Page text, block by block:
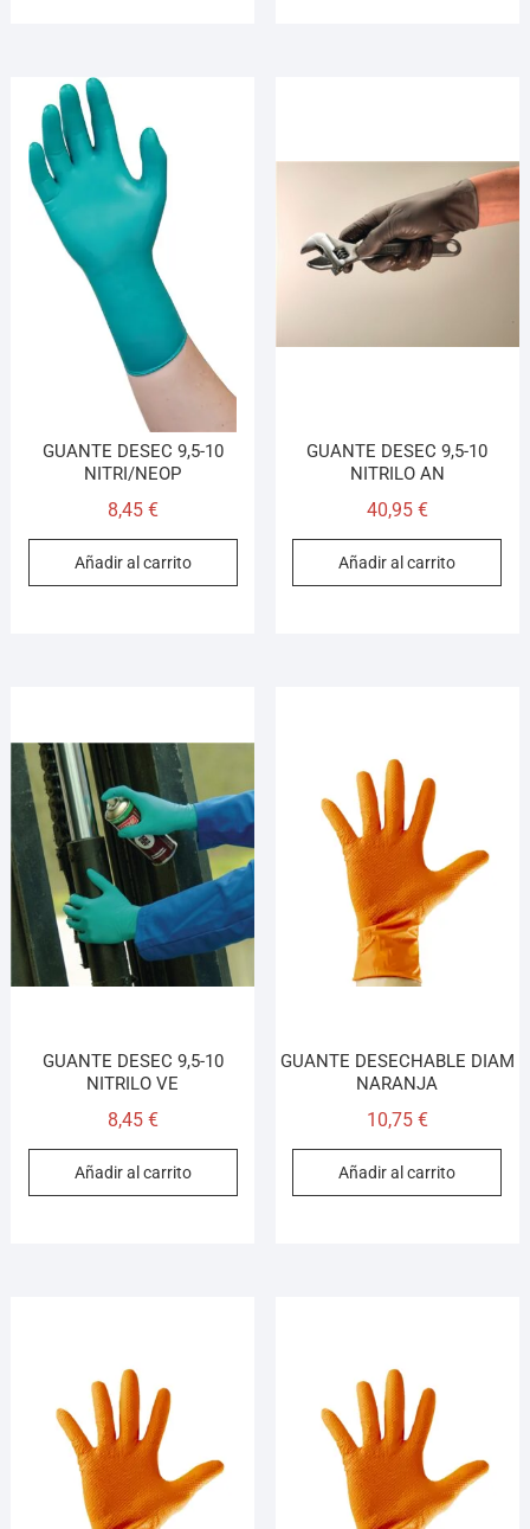
GUANTE DESEC 9,5-10
NITRI/NEOP
8,45 €
Añadir al carrito
GUANTE DESEC 9,5-10
NITRILO AN
40,95 €
Añadir al carrito
GUANTE DESEC 9,5-10
NITRILO VE
8,45 €
Añadir al carrito
GUANTE DESECHABLE DIAM
NARANJA
10,75 €
Añadir al carrito